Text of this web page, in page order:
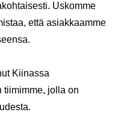
Uskomme
että asiakkaamme
Kiinassa
tiimimme, jolla on